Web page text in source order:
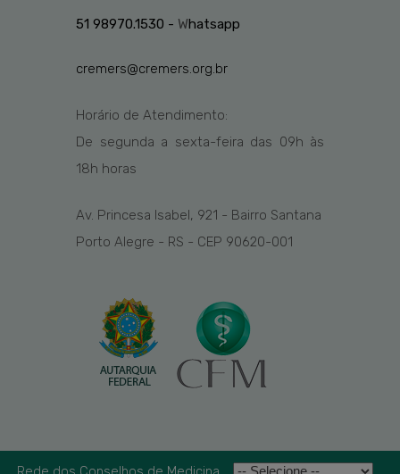
51 98970.1530 - Whatsapp
cremers@cremers.org.br
Horário de Atendimento:
De segunda a sexta-feira das 09h às
18h horas
Av. Princesa Isabel, 921 - Bairro Santana
Porto Alegre - RS - CEP 90620-001